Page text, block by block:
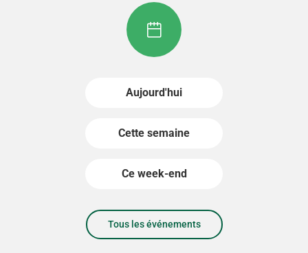
Aujourd'hui
Cette semaine
Ce week-end
Tous les événements